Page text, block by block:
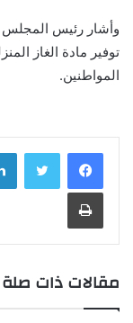
وأشار رئيس
توفير مادة الغاز
المواطنين.
مقالات ذات صلة